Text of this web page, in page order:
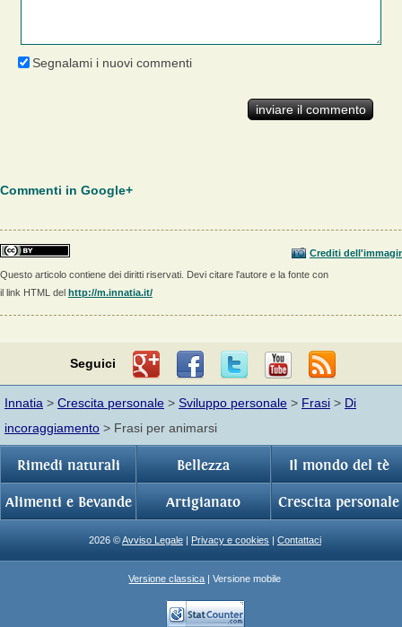
Segnalami i nuovi commenti
Commenti in Google+
Crediti
Questo articolo contiene dei diritti riservati. Devi citare l'autore e la fonte con
il link HTML del http://m.innatia.it/
Seguici
Innatia > Crescita personale > Sviluppo personale > Frasi > Di
incoraggiamento > Frasi per animarsi
Rimedi naturali Bellezza Il mondo del tè
Alimenti e Bevande Artigianato Crescita personale
2026 ©Avviso Legale | Privacy e cookies | Contattaci
Versione classica | Versione mobile